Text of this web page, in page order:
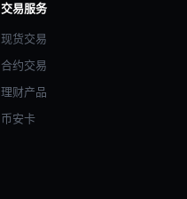
交易服务
现货交易
合约交易
理财产品
币安卡